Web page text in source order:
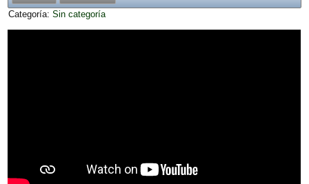
Categoría:Sin categoría